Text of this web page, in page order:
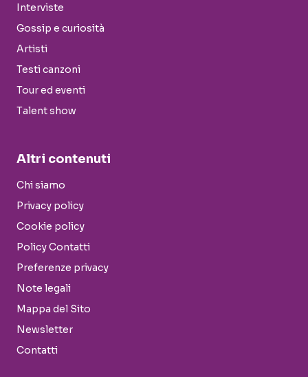
Interviste
Gossip e curiosità
Artisti
Testi canzoni
Tour ed eventi
Talent show
Altri contenuti
Chi siamo
Privacy policy
Cookie policy
Policy Contatti
Preferenze privacy
Note legali
Mappa del Sito
Newsletter
Contatti